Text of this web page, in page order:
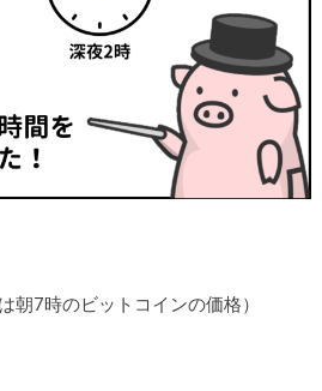
朝7時のビットコインの価格）